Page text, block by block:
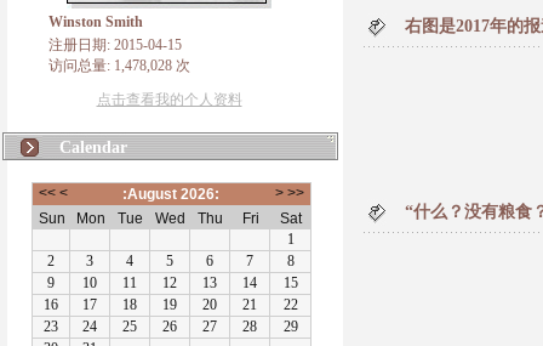
Winston Smith
注册日期: 2015-04-15
访问总量: 1,478,028 次
点击查看我的个人资料
Calendar
右图是2017年的
“什么？没有粮食